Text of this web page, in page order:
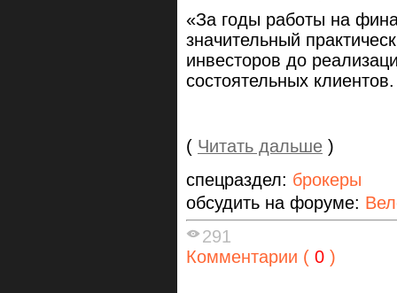
«За годы работы на
значительный
инвесторов до
состоятельных клиентов.
( Читать дальше )
спецраздел: брокеры
обсудить на форуме:
291
Комментарии ( 0 )